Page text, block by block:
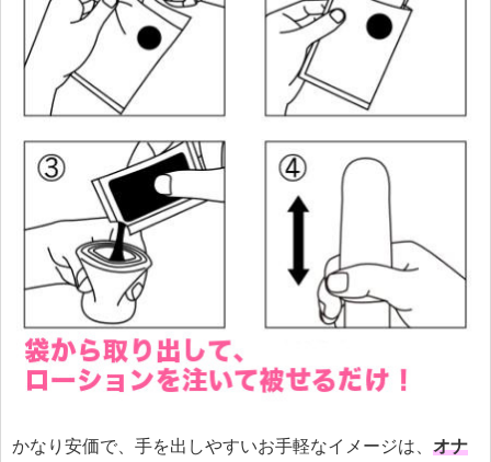
かなり安価で、手を出しやすいお手軽なイメージは、 オナ